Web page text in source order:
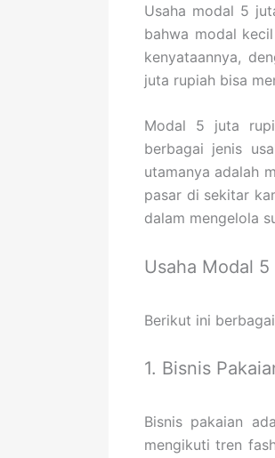
Usaha modal 5
bahwa modal
kenyataannya,
juta rupiah bisa
Modal 5 juta
berbagai jenis
utamanya adalah
pasar di sekitar
dalam mengelola
Usaha Modal 5
Berikut ini
1. Bisnis
Bisnis pakaian
mengikuti tren